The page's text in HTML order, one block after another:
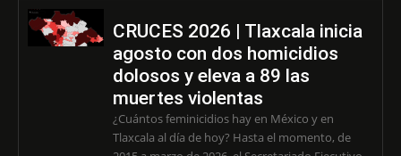
CRUCES 2026 | Tlaxcala inicia
agosto con dos homicidios
dolosos y eleva a 89 las
muertes violentas
¿Cuántos feminicidios hay en México y en
Tlaxcala al día de hoy? Hasta el momento, de